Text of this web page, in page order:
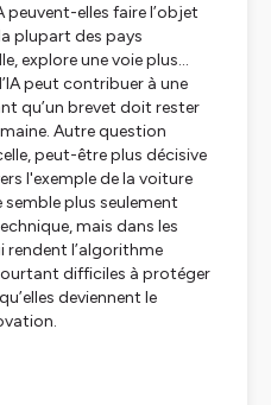
peuvent-elles faire l’objet
plupart des pays
explore une voie plus…
peut contribuer à une
qu’un brevet doit rester
Autre question
peut-être plus décisive
l'exemple de la voiture
semble plus seulement
mais dans les
rendent l’algorithme
difficiles à protéger
deviennent le